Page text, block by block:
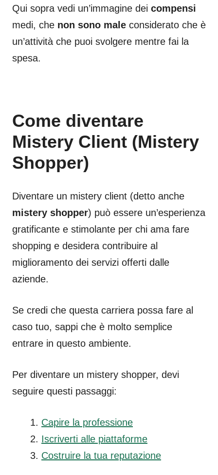
Qui sopra vedi un’immagine dei compensi
medi, che non sono male considerato che è
un’attività che puoi svolgere mentre fai la
spesa.
Come diventare
Mistery Client (Mistery
Shopper)
Diventare un mistery client (detto anche
mistery shopper) può essere un’esperienza
gratificante e stimolante per chi ama fare
shopping e desidera contribuire al
miglioramento dei servizi offerti dalle
aziende.
Se credi che questa carriera possa fare al
caso tuo, sappi che è molto semplice
entrare in questo ambiente.
Per diventare un mistery shopper, devi
seguire questi passaggi:
Capire la professione
Iscriverti alle piattaforme
Costruire la tua reputazione